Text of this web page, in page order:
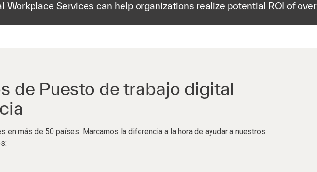
Workplace Services can help organizations realize potential ROI of over
de Puesto de trabajo digital
en más de 50 países. Marcamos la diferencia a la hora de ayudar a nuestros